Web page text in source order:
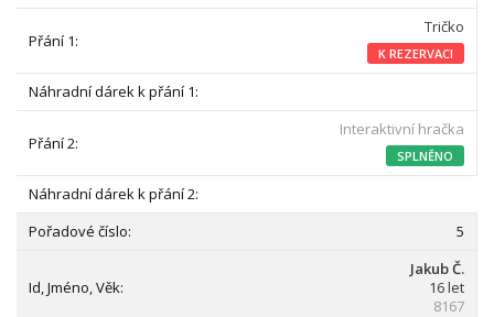
Tričko
K REZERVACI
Interaktivní hračka
SPLNĚNO
5
Jakub Č.
16 let
8167